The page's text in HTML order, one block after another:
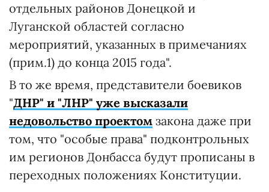
отдельных районов Донецкой и
Луганской областей согласно
мероприятий, указанных в примечаниях
(прим.1) до конца 2015 года".
В то же время, представители боевиков
"ДНР" и "ЛНР" уже высказали
недовольство проектом закона даже при
том, что "особые права" подконтрольных
им регионов Донбасса будут прописаны в
переходных положениях Конституции.